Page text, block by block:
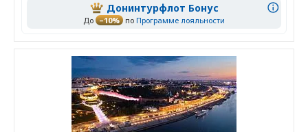
Донинтурфлот Бонус
До –10% по Программе лояльности